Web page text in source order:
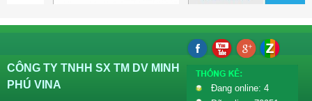
Đang online: 4
CÔNG TY TNHH SX TM DV MINH
PHÚ VINA